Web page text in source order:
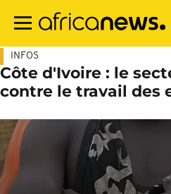
contenu
INFOS
Côte d'Ivoire : le
contre le travail des